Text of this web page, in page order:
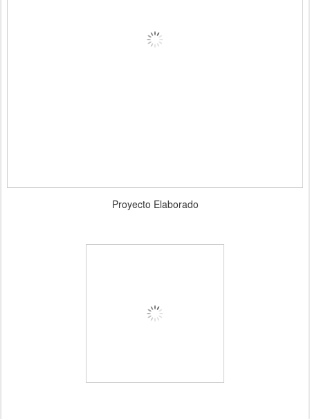
Proyecto Elaborado